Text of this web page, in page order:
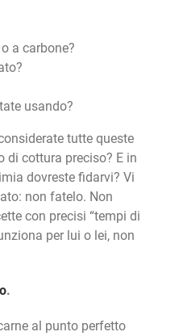
a carbone?
usando?
tutte queste
di cottura preciso? E in
dovreste fidarvi? Vi
non fatelo. Non
con precisi “tempi di
per lui o lei, non
.
al punto perfetto